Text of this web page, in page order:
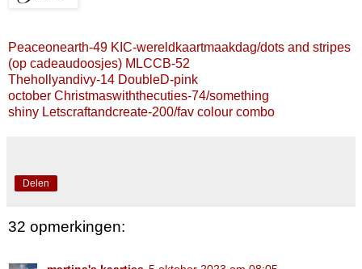
Peaceonearth-49 KIC-wereldkaartmaakdag/dots and stripes
(op cadeaudoosjes) MLCCB-52
Thehollyandivy-14 DoubleD-pink
october Christmaswiththecuties-74/something
shiny Letscraftandcreate-200/fav colour combo
Delen
32 opmerkingen: